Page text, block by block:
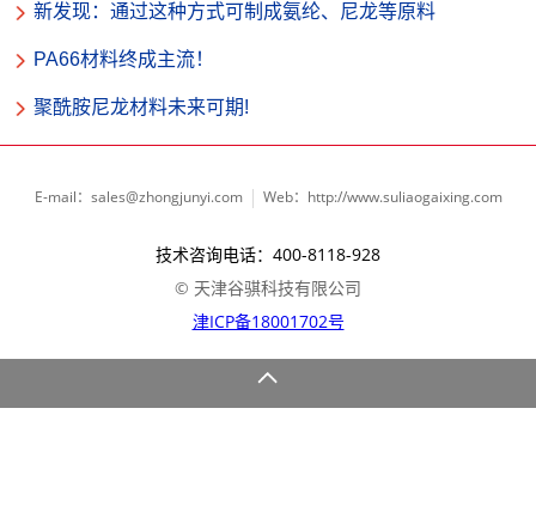
新发现：通过这种方式可制成氨纶、尼龙等原料
PA66材料终成主流！
聚酰胺尼龙材料未来可期!
E-mail：sales@zhongjunyi.com Web：http://www.suliaogaixing.com
技术咨询电话：400-8118-928
© 天津谷骐科技有限公司
津ICP备18001702号